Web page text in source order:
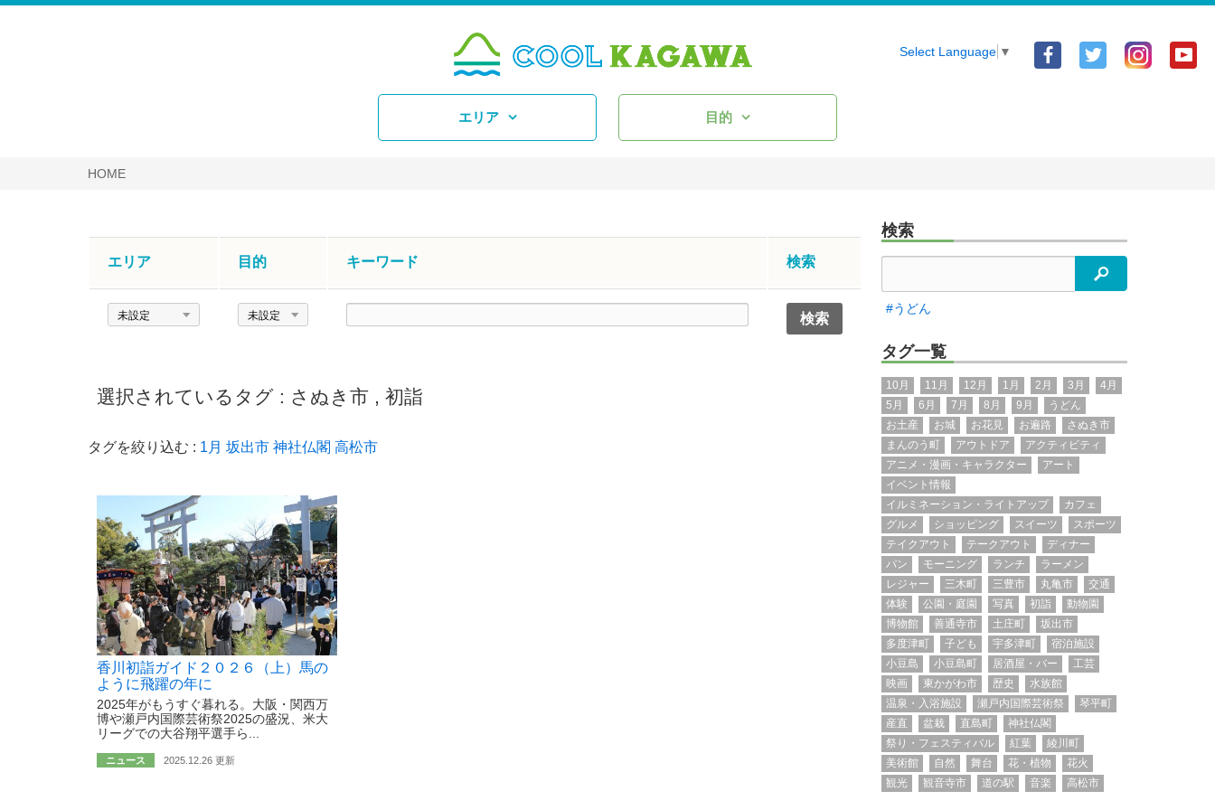
Facebook
Twitter
Select Language ▼
エリア 目的
HOME
エリア 目的 キーワード 検索
エ
目
ド
選択されているタグ : さぬき市 , 初詣
タグを絞り込む : 1月 坂出市 神社仏閣 高松市
香川初詣ガイド２０２６（上）馬の
ように飛躍の年に
2025年がもうすぐ暮れる。大阪・関西万
博や瀬戸内国際芸術祭2025の盛況、米大
リーグでの大谷翔平選手ら...
ニュース 2025.12.26 更新
検索
検索
#うどん
タグ一覧
10月 11月 12月 1月 2月 3月
4月
5月
6月 7月 8月 9月
うどん
お土産
お城 お花見 お遍路
さぬき市
まんのう町
アウトドア
アクティビティ
アニメ・漫画・キャラクター
アート
イベント情報
イルミネーション・ライトアップ
カフェ
グルメ
ショッピング スイーツ
スポーツ
テイクアウト
テークアウト
ディナー
パン
モーニング ランチ
ラーメン
レジャー
三木町 三豊市 丸亀市
交通
体験
公園・庭園 写真 初詣
動物園
博物館
善通寺市 土庄町
坂出市
多度津町
子ども 宇多津町
宿泊施設
小豆島
小豆島町 居酒屋・バー
工芸
映画
東かがわ市 歴史
水族館
温泉・入浴施設
瀬戸内国際芸術祭
琴平町
産直
盆栽 直島町
神社仏閣
祭り・フェスティバル
紅葉
綾川町
美術館
自然 舞台 花・植物
花火
観光
観音寺市 道の駅 音楽 高松市